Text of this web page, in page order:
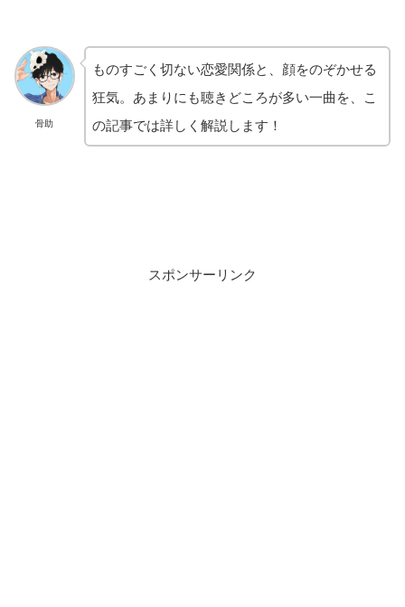
骨助
ものすごく切ない恋愛関係と、顔をのぞかせる
狂気。あまりにも聴きどころが多い一曲を、こ
の記事では詳しく解説します！
スポンサーリンク